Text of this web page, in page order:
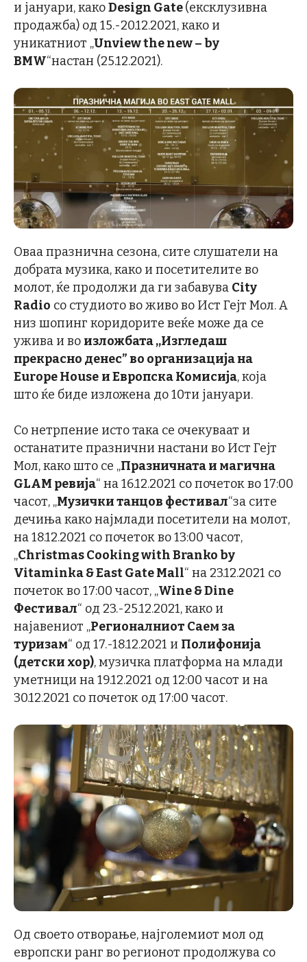
и јануари, какоDesign Gate(ексклузивна
продажба) од 15.-20.12.2021, како и
уникатниот „Unview the new – by
BMW“настан (25.12.2021).
Оваа празнична сезона, сите слушатели на
добрата музика, како и посетителите во
молот, ќе продолжи да ги забавува City
Radio со студиото во живо во Ист Гејт Мол. А
низ шопинг коридорите веќе може да се
ужива и во изложбата ,,Изгледаш
прекрасно денес” во организација на
Europe House и Европска Комисија, која
што ќе биде изложена до 10ти јануари.
Со нетрпение исто така се очекуваат и
останатите празнични настани во Ист Гејт
Мол, како што се „Празничната и магична
GLAM ревија“ на 16.12.2021 со почеток во 17:00
часот, „Музички танцов фестивал“за сите
дечиња како најмлади посетители на молот,
на 18.12.2021 со почеток во 13:00 часот,
„Christmas Cooking with Branko by
Vitaminka & East Gate Mall“ на 23.12.2021 со
почеток во 17:00 часот, „Wine & Dine
Фестивал“ од 23.-25.12.2021, како и
најавениот „Регионалниот Саем за
туризам“ од 17.-18.12.2021 и Полифонија
(детски хор), музичка платформа на млади
уметници на 19.12.2021 од 12:00 часот и на
30.12.2021 со почеток од 17:00 часот.
Од своето отворање, најголемиот мол од
европски ранг во регионот продолжува со